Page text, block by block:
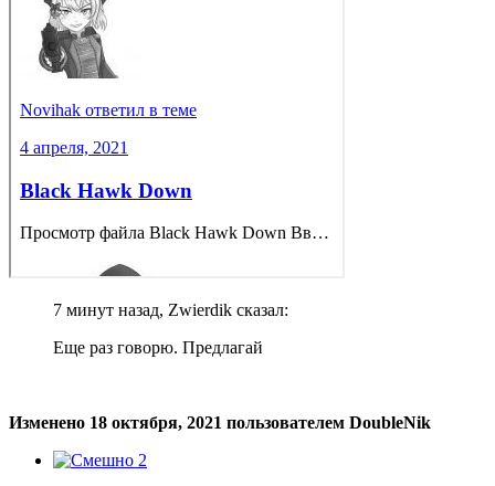
7 минут назад, Zwierdik сказал:
Еще раз говорю. Предлагай
Изменено 18 октября, 2021 пользователем DoubleNik
2